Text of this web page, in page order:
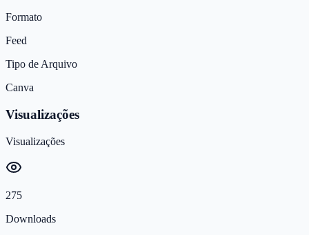
Formato
Feed
Tipo de Arquivo
Canva
Visualizações
Visualizações
275
Downloads